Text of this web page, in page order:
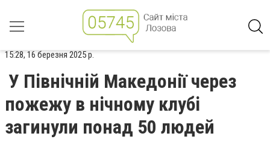
15:28, 16 березня 2025 р.
У Північній Македонії через
пожежу в нічному клубі
загинули понад 50 людей